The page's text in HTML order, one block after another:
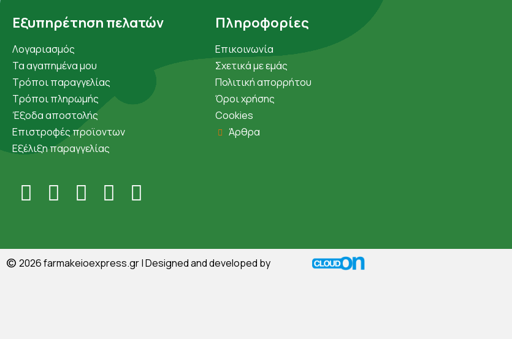
Εξυπηρέτηση πελατών
Λογαριασμός
Τα αγαπημένα μου
Τρόποι παραγγελίας
Τρόποι πληρωμής
Έξοδα αποστολής
Επιστροφές προϊοντων
Εξέλιξη παραγγελίας
Πληροφορίες
Επικοινωνία
Σχετικά με εμάς
Πολιτική απορρήτου
Όροι χρήσης
Cookies
Άρθρα
© 2026farmakeioexpress.gr| Designed and developed by